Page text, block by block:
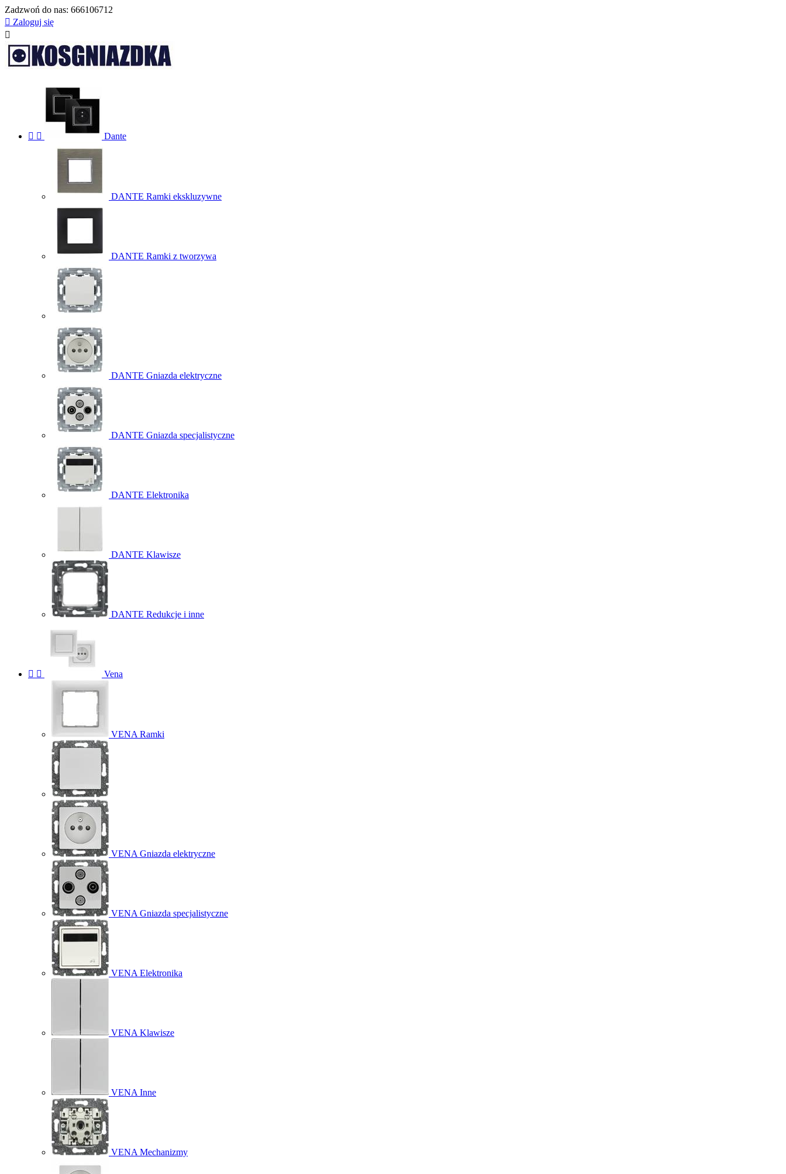
Zadzwoń do nas: 666106712
 Zaloguj się

  Dante
DANTE Ramki ekskluzywne
DANTE Ramki z tworzywa
DANTE Gniazda elektryczne
DANTE Gniazda specjalistyczne
DANTE Elektronika
DANTE Klawisze
DANTE Redukcje i inne
  Vena
VENA Ramki
VENA Gniazda elektryczne
VENA Gniazda specjalistyczne
VENA Elektronika
VENA Klawisze
VENA Inne
VENA Mechanizmy